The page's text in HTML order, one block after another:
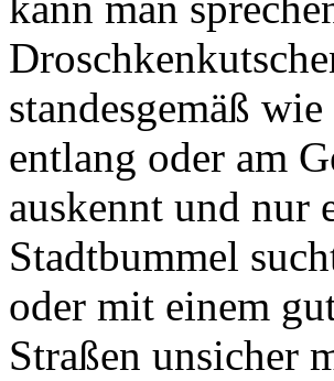
standesgemäß
entlang oder am
auskennt und nur
Stadtbummel
oder mit einem
Straßen unsicher